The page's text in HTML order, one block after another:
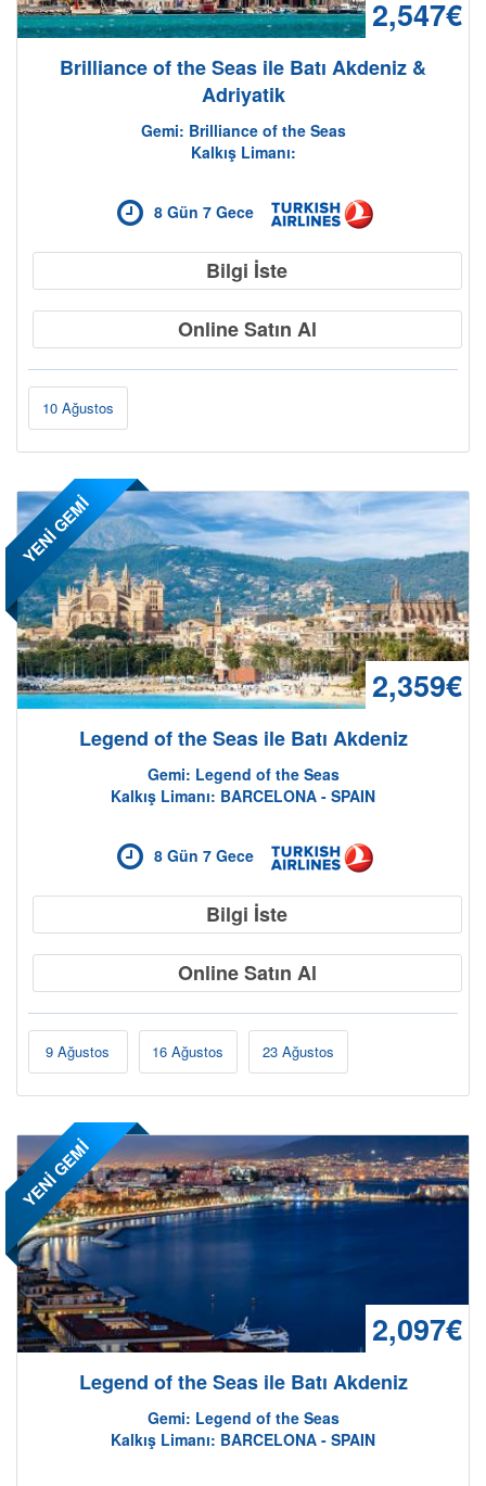
2,547€
Brilliance of the Seas ile Batı Akdeniz &
Adriyatik
Gemi: Brilliance of the Seas
Kalkış Limanı:
8 Gün 7 Gece
Bilgi İste
Online Satın Al
10 Ağustos
YENİ GEMİ
2,359€
Legend of the Seas ile Batı Akdeniz
Gemi: Legend of the Seas
Kalkış Limanı: BARCELONA - SPAIN
8 Gün 7 Gece
Bilgi İste
Online Satın Al
9 Ağustos 16 Ağustos 23 Ağustos
YENİ GEMİ
2,097€
Legend of the Seas ile Batı Akdeniz
Gemi: Legend of the Seas
Kalkış Limanı: BARCELONA - SPAIN